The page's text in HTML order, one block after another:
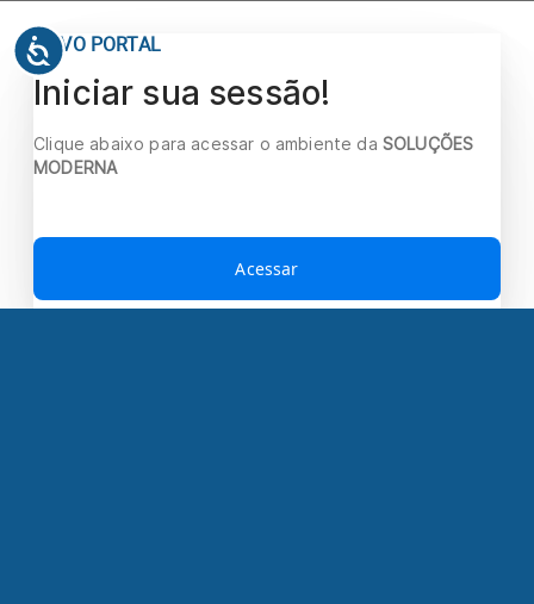
NOVO PORTAL
Iniciar sua sessão!
Clique abaixo para acessar o ambiente da SOLUÇÕES
MODERNA
Acessar